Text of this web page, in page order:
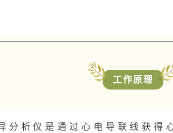
工作原理
分析仪 是通过心电导联线获得